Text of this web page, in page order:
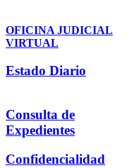
OFICINA JUDICIAL
VIRTUAL
Estado Diario
Consulta de
Expedientes
Confidencialidad